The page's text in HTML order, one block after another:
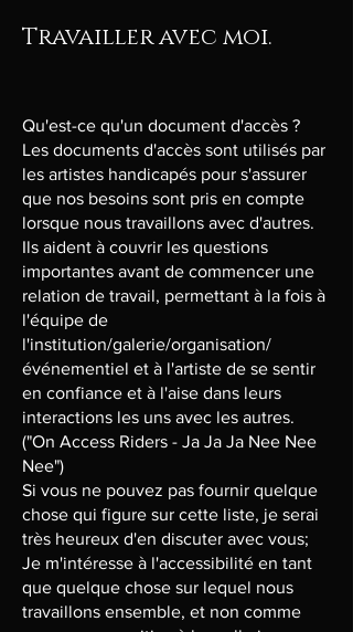
Travailler avec moi.
Qu'est-ce qu'un document d'accès ?
Les documents d'accès sont utilisés par
les artistes handicapés pour s'assurer
que nos besoins sont pris en compte
lorsque nous travaillons avec d'autres.
Ils aident à couvrir les questions
importantes avant de commencer une
relation de travail, permettant à la fois à
l'équipe de
l'institution/galerie/organisation/
événementiel et à l'artiste de se sentir
en confiance et à l'aise dans leurs
interactions les uns avec les autres.
("On Access Riders - Ja Ja Ja Nee Nee
Nee")
Si vous ne pouvez pas fournir quelque
chose qui figure sur cette liste, je serai
très heureux d'en discuter avec vous;
Je m'intéresse à l'accessibilité en tant
que quelque chose sur lequel nous
travaillons ensemble, et non comme